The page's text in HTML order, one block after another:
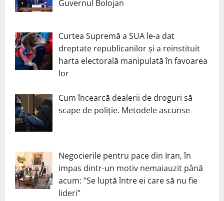
Guvernul Bolojan
Curtea Supremă a SUA le-a dat
dreptate republicanilor și a reinstituit
harta electorală manipulată în favoarea
lor
Cum încearcă dealerii de droguri să
scape de poliție. Metodele ascunse
Negocierile pentru pace din Iran, în
impas dintr-un motiv nemaiauzit până
acum: ”Se luptă între ei care să nu fie
lideri”